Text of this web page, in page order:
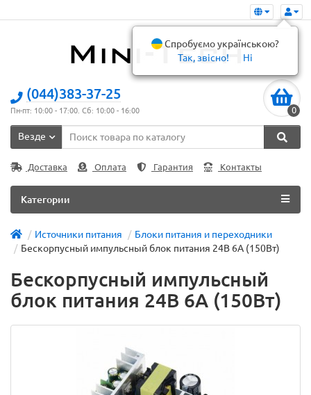
(044)383-37-25
Пн-пт: 10:00 - 17:00. Сб: 10:00 - 16:00 0
Везде
Доставка Оплата Гарантия Контакты
Категории
Источники питания
Блоки питания и переходники
Бескорпусный импульсный блок питания 24В 6А (150Вт)
Бескорпусный импульсный
блок питания 24В 6А (150Вт)
Спробуємо українською?
Так, звісно!
Ні